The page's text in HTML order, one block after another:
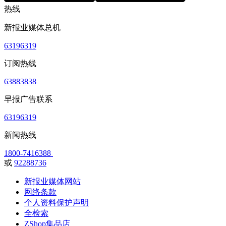
热线
新报业媒体总机
63196319
订阅热线
63883838
早报广告联系
63196319
新闻热线
1800-7416388
或 92288736
新报业媒体网站
网络条款
个人资料保护声明
全检索
ZShop集品店